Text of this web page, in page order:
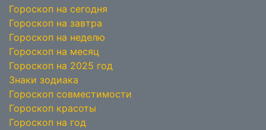
Гороскоп на сегодня
Гороскоп на завтра
Гороскоп на неделю
Гороскоп на месяц
Гороскоп на 2025 год
Знаки зодиака
Гороскоп совместимости
Гороскоп красоты
Гороскоп на год